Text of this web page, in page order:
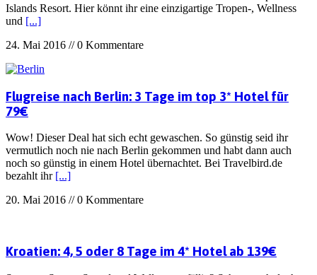
Islands Resort. Hier könnt ihr eine einzigartige Tropen-, Wellness
und [...]
24. Mai 2016 // 0 Kommentare
Flugreise nach Berlin: 3 Tage im top 3* Hotel für
79€
Wow! Dieser Deal hat sich echt gewaschen. So günstig seid ihr
vermutlich noch nie nach Berlin gekommen und habt dann auch
noch so günstig in einem Hotel übernachtet. Bei Travelbird.de
bezahlt ihr [...]
20. Mai 2016 // 0 Kommentare
Kroatien: 4, 5 oder 8 Tage im 4* Hotel ab 139€